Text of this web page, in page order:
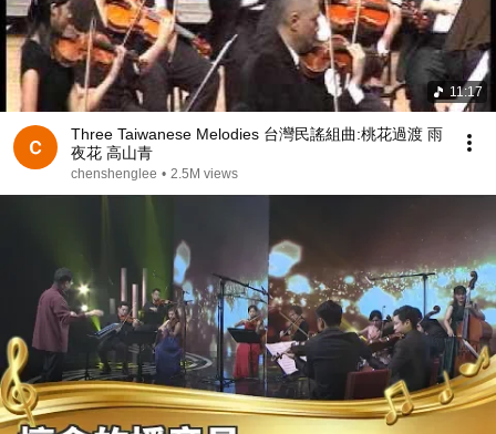
11:17
Three Taiwanese Melodies 台灣民謠組曲:桃花過渡 雨
夜花 高山青
chenshenglee • 2.5M views